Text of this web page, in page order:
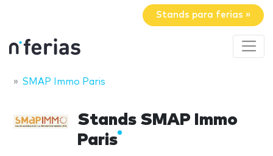
Stands para ferias »
SMAP Immo Paris
Stands SMAP Immo
Paris